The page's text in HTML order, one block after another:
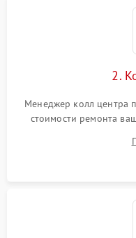
2.
Менеджер колл центра
стоимости ремонта